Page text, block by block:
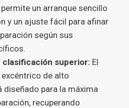
un arranque sencillo
y un ajuste fácil para afinar
según sus
clasificación superior: El
de alto
diseñado para la máxima
recuperando